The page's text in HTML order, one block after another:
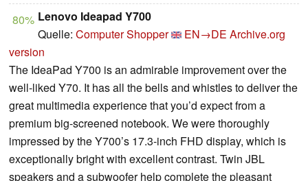
80% Lenovo Ideapad Y700
Quelle: Computer Shopper EN→DE Archive.org
version
The IdeaPad Y700 is an admirable improvement over the
well-liked Y70. It has all the bells and whistles to deliver the
great multimedia experience that you’d expect from a
premium big-screened notebook. We were thoroughly
impressed by the Y700’s 17.3-inch FHD display, which is
exceptionally bright with excellent contrast. Twin JBL
speakers and a subwoofer help complete the pleasant